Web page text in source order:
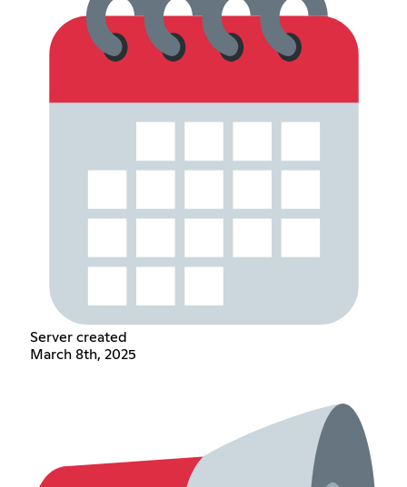
Server created
March 8th, 2025